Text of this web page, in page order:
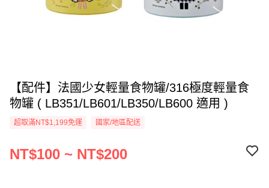
【配件】法國少女輕量食物罐/316極度輕量食
物罐 ( LB351/LB601/LB350/LB600 適用 )
超取滿NT$1,199免運 國家/地區配送
NT$100 ~ NT$200